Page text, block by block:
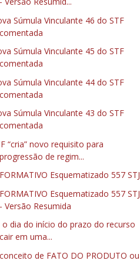
Súmula Vinculante 46 do STF
comentada
Súmula Vinculante 45 do STF
comentada
Súmula Vinculante 44 do STF
comentada
Súmula Vinculante 43 do STF
comentada
“cria” novo requisito para
progressão de regim...
Esquematizado 557 STJ
Esquematizado 557 STJ
- Versão Resumida
o dia do início do prazo do recurso
cair em uma...
de FATO DO PRODUTO ou